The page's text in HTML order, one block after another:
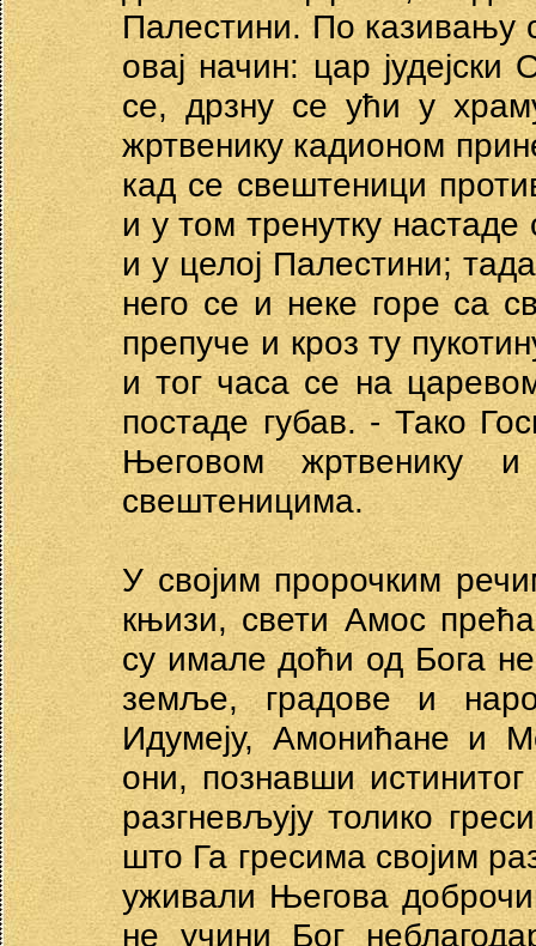
Палестини. По казивању
овај начин: цар
се, дрзну се ући у
жртвенику кадионом
кад се свештеници
и у том тренутку
и у целој Палестини;
него се и неке горе са
препуче и кроз ту
и тог часа се на
постаде губав. - Тако
Његовом жртвенику
свештеницима.
У својим пророчким
књизи, свети Амос
су имале доћи од Бога
земље, градове и
Идумеју, Амонићане и
они, познавши
разгневљују толико
што Га гресима својим
уживали Његова
не учини Бог